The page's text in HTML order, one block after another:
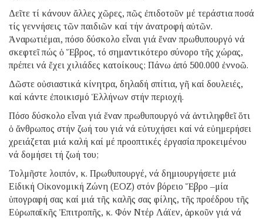
Δεῖτε τί κάνουν ἄλλες χῶρες, πῶς ἐπιδοτοῦν μέ τεράστια ποσά
τίς γεννήσεις τῶν παιδιῶν καί τήν ἀνατροφή αὐτῶν.
Ἀναρωτιέμαι, πόσο δύσκολο εἶναι γιά ἕναν πρωθυπουργό νά
σκεφτεῖ πώς ὁ Ἕβρος, τό σημαντικότερο σύνορο τῆς χώρας,
πρέπει νά ἔχει χιλιάδες κατοίκους; Πάνω ἀπό 500.000 ἐννοῶ.
Δῶστε οὐσιαστικά κίνητρα, δηλαδή σπίτια, γῆ καί δουλειές,
καί κάντε ἐποικισμό Ἑλλήνων στήν περιοχή.
Πόσο δύσκολο εἶναι γιά ἕναν πρωθυπουργό νά ἀντιληφθεῖ ὅτι
ὁ ἄνθρωπος στήν ζωή του γιά νά εὐτυχήσει καί νά εὐημερήσει
χρειάζεται μιά καλή καί μέ προοπτικές ἐργασία προκειμένου
νά δομήσει τή ζωή του;
Τολμῆστε λοιπόν, κ. Πρωθυπουργέ, νά δημιουργήσετε μιά
Εἰδική Οἰκονομική Ζώνη (ΕΟΖ) στόν βόρειο Ἕβρο –μία
ὑπογραφή σας καί μιά τῆς καλῆς σας φίλης, τῆς προέδρου τῆς
Εὐρωπαϊκῆς Ἐπιτροπῆς, κ. Φόν Ντέρ Λάϊεν, ἀρκοῦν γιά νά